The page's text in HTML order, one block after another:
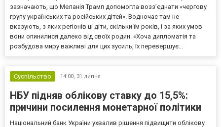
зазначають, що Меланія Трамп допомогла возз’єднати «чергову
групу українських та російських дітей». Водночас там не
вказують, з яких регіонів ці діти, скільки їм років, і за яких умов
вони опинилися далеко від своїх родин. «Хоча дипломатія та
розбудова миру важливі для цих зусиль, їх перевершує...
Суспільство 14:00, 31 липня
НБУ підняв облікову ставку до 15,5%:
причини посилення монетарної політики
Національний банк України ухвалив рішення підвищити облікову